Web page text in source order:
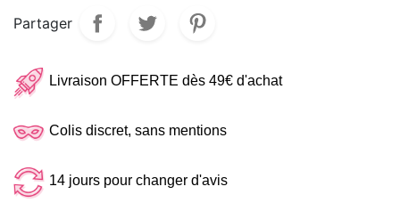
Partager
Livraison OFFERTE dès 49€ d'achat
Colis discret, sans mentions
14 jours pour changer d'avis